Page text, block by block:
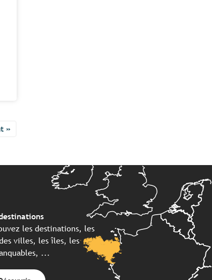
»
les destinations, les
villes, les îles, les
...